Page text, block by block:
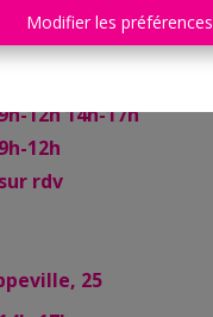
Modifier les préférences
14h-17h
12h 14h-17h
12h 14h-17h
9h-12h
sur rdv
25